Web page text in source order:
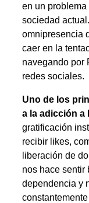
en un
sociedad
omnipresencia
caer en la
navegando por
redes sociales.
Uno de los
a la adicción a
gratificación
recibir likes,
liberación de
nos hace sentir
dependencia y